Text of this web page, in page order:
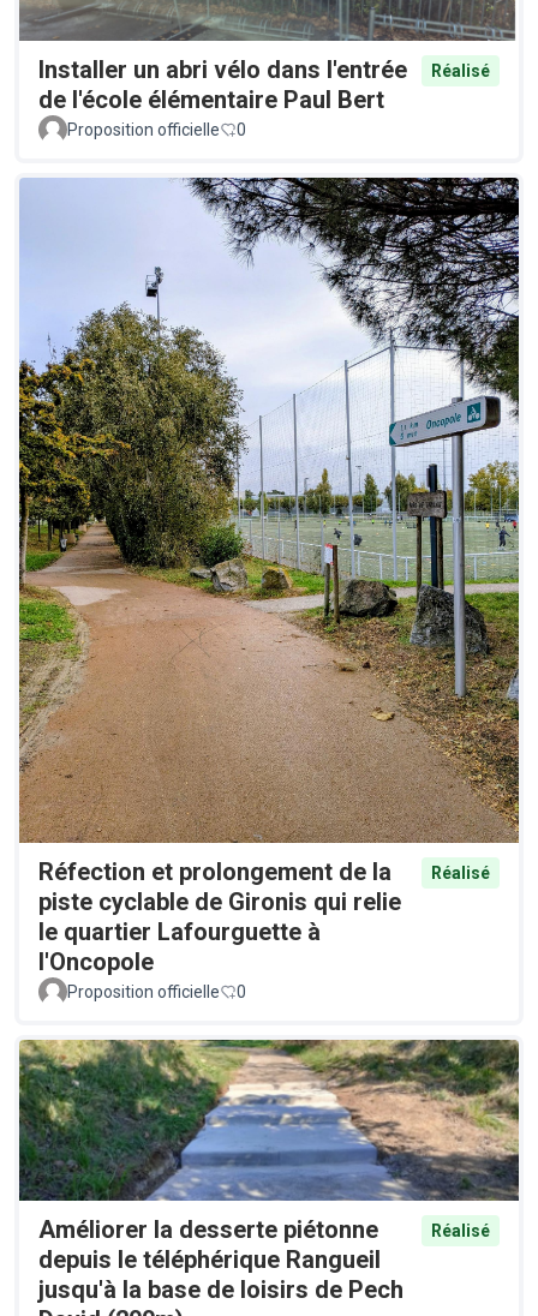
Installer un abri vélo dans l'entrée
de l'école élémentaire Paul Bert
Réalisé
Proposition officielle 0
Réfection et prolongement de la
piste cyclable de Gironis qui relie
le quartier Lafourguette à
l'Oncopole
Réalisé
Proposition officielle 0
Améliorer la desserte piétonne
depuis le téléphérique Rangueil
jusqu'à la base de loisirs de Pech
Réalisé